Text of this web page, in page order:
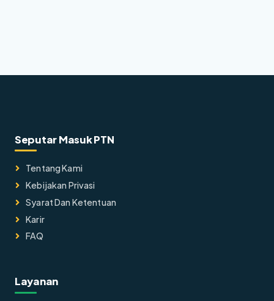
Seputar Masuk PTN
Tentang Kami
Kebijakan Privasi
Syarat Dan Ketentuan
Karir
FAQ
Layanan